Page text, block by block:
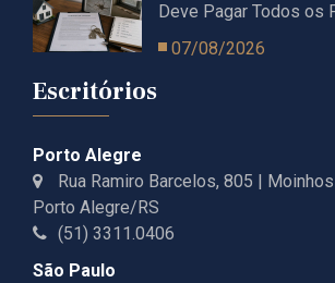
Deve Pagar Todos os
07/08/2026
Escritórios
Porto Alegre
Rua Ramiro Barcelos, 805 | Moinhos
Porto Alegre/RS
(51) 3311.0406
São Paulo